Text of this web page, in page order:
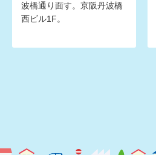
波橋通り面す。京阪丹波橋
西ビル1F。